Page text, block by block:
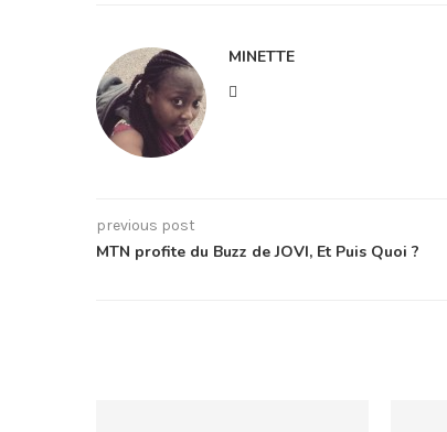
MINETTE
previous post
MTN profite du Buzz de JOVI, Et Puis Quoi ?